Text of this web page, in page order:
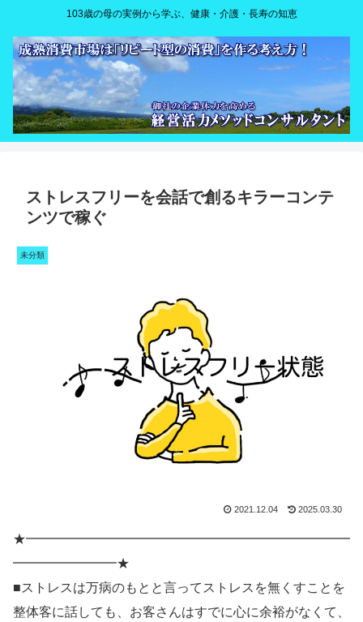
103歳の母の実例から学ぶ、健康・介護・長寿の知恵
ストレスフリーを会話で創るキラーコンテ
ンツで稼ぐ
未分類
2021.12.04 2025.03.30
★━━━━━━━━━━━━━━━━━━━━━━━━━
━━━━━━━━★
■ストレスは万病のもとと言ってストレスを無くすことを
整体客に話しても、お客さんはすでに心に余裕がなくて、